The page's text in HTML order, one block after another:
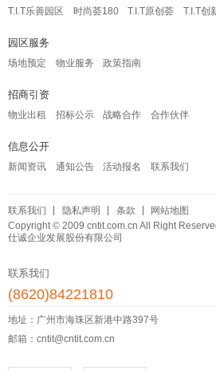
T.I.T乐善园区 时尚荟180 T.I.T原创荟 T.I.T创
园区服务
场地预定 物业服务 政策指南
招商引资
物业出租 招标公示 战略合作 合作伙伴
信息公开
新闻资讯 通知公告 活动报名 联系我们
联系我们 隐私声明 条款
网站地图
Copyright © 2009 cntit.com.cn All Right
仕诚企业发展股份有限公司
联系我们
(8620)84221810
地址：广州市海珠区新港中路397号
邮箱：cntit@cntit.com.cn